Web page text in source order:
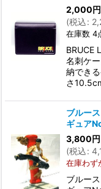
2,000円
(税込:
在庫数 4
BRUCE
名刺ケ
納でき
さ
ブルー
ギュア
3,800円
(税込:
在庫わず
ブルー